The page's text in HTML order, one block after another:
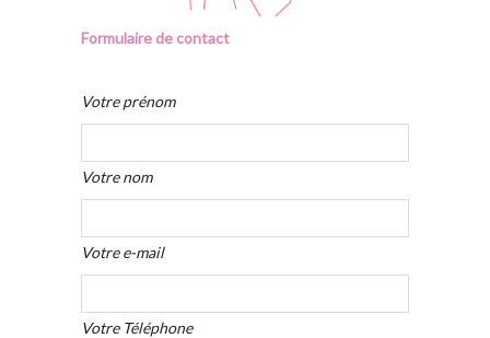
Formulaire de contact
Votre prénom
Votre nom
Votre e-mail
Votre Téléphone